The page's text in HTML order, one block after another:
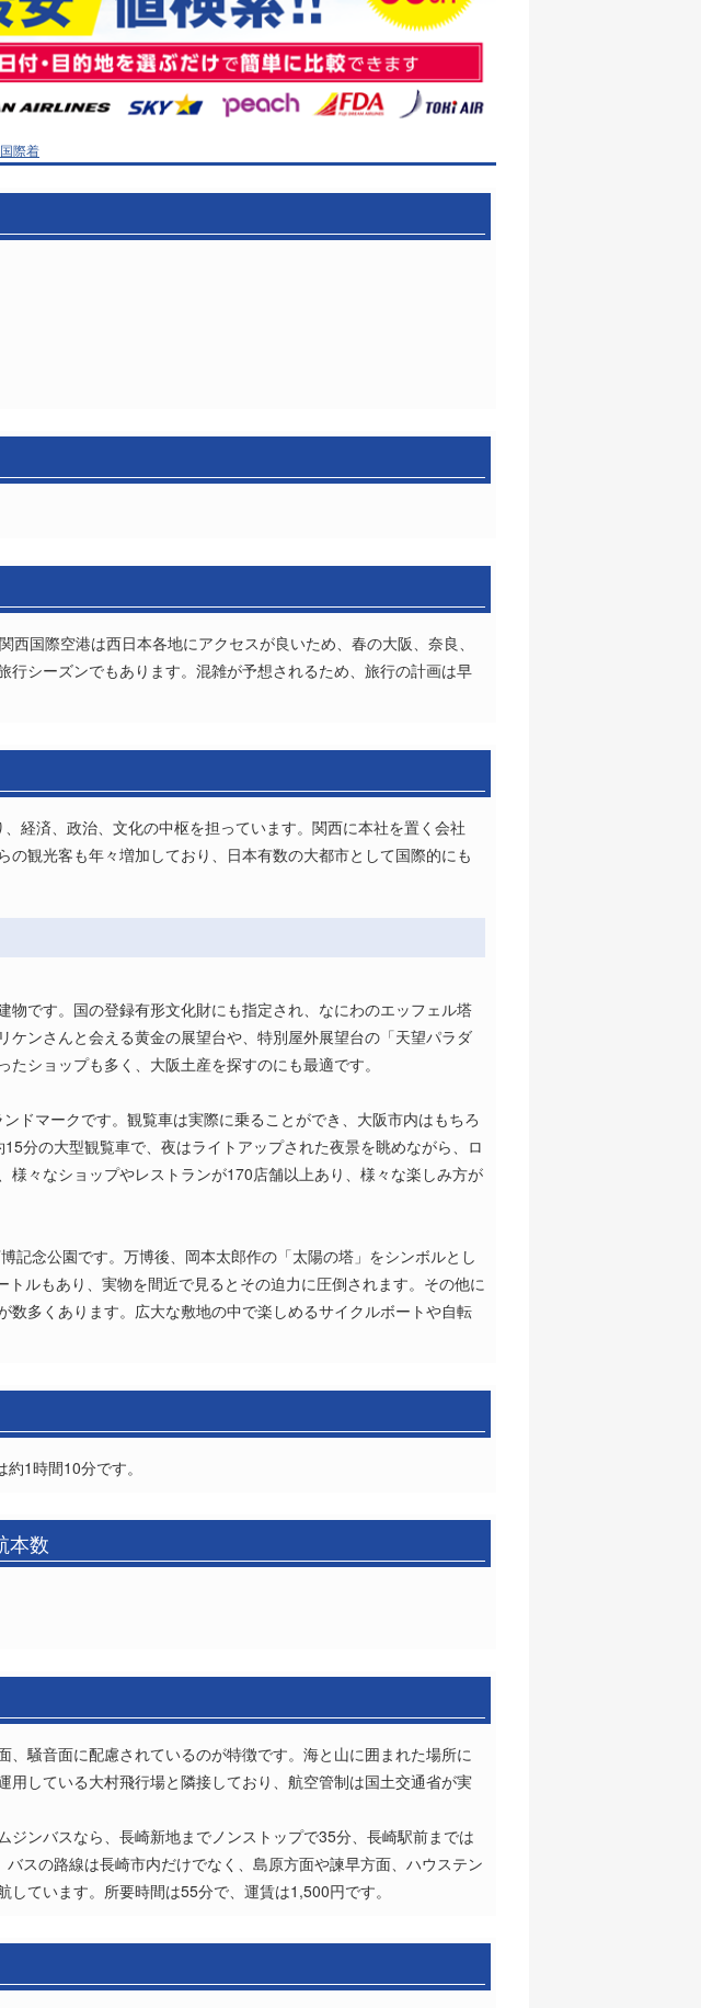
際着
国際空港は西日本各地にアクセスが良いため、春の大阪、奈良、
シーズンでもあります。混雑が予想されるため、旅行の計画は早
経済、政治、文化の中枢を担っています。関西に本社を置く会社
観光客も年々増加しており、日本有数の大都市として国際的にも
です。国の登録有形文化財にも指定され、なにわのエッフェル塔
ンさんと会える黄金の展望台や、特別屋外展望台の「天望パラダ
ショップも多く、大阪土産を探すのにも最適です。
ドマークです。観覧車は実際に乗ることができ、大阪市内はもちろ
分の大型観覧車で、夜はライトアップされた夜景を眺めながら、ロ
々なショップやレストランが170店舗以上あり、様々な楽しみ方が
記念公園です。万博後、岡本太郎作の「太陽の塔」をシンボルとし
ルもあり、実物を間近で見るとその迫力に圧倒されます。その他に
多くあります。広大な敷地の中で楽しめるサイクルボートや自転
1時間10分です。
本数
騒音面に配慮されているのが特徴です。海と山に囲まれた場所に
している大村飛行場と隣接しており、航空管制は国土交通省が実
ンバスなら、長崎新地までノンストップで35分、長崎駅前までは
スの路線は長崎市内だけでなく、島原方面や諫早方面、ハウステン
ています。所要時間は55分で、運賃は1,500円です。